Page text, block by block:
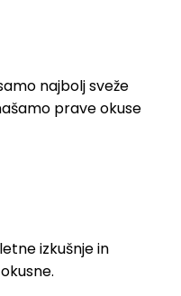
najbolj sveže
prave okuse
izkušnje in